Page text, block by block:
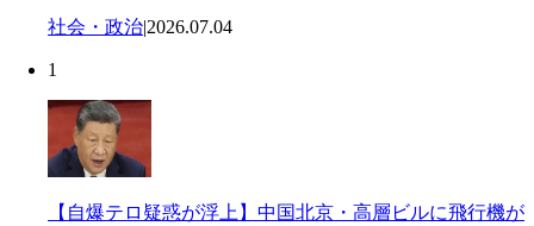
社会・政治|2026.07.04
1
【自爆テロ疑惑が浮上】中国北京・高層ビルに飛行機が